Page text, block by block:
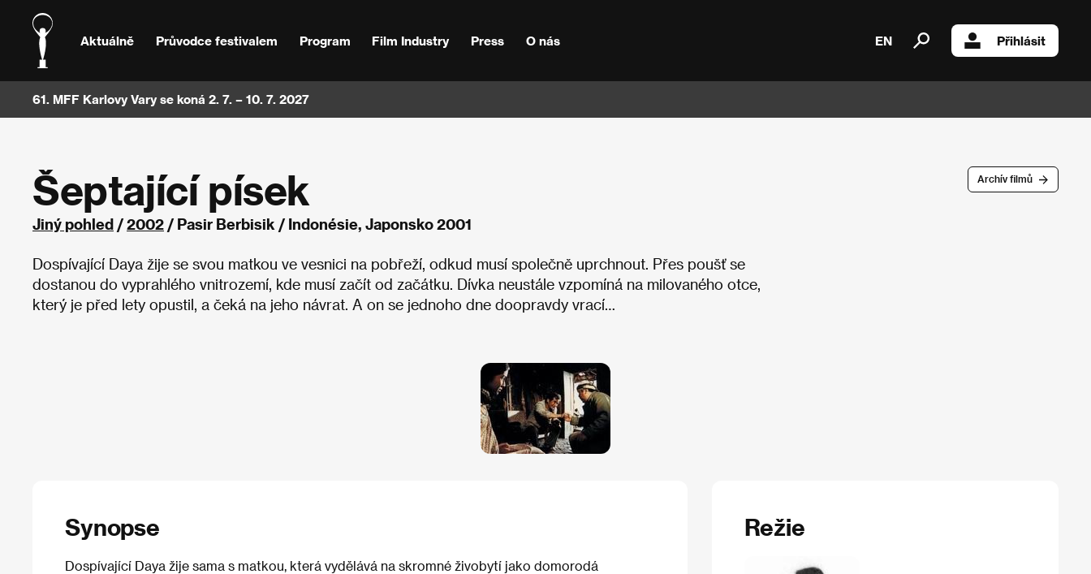
Aktuálně Průvodce festivalem Program Film Industry Press O nás EN Přihlásit
61. MFF Karlovy Vary se koná 2. 7. – 10. 7. 2027
Archív filmů
Šeptající písek
Jiný pohled /2002 / Pasir Berbisik / Indonésie, Japonsko 2001
Dospívající Daya žije se svou matkou ve vesnici na pobřeží, odkud musí společně uprchnout. Přes poušť se
dostanou do vyprahlého vnitrozemí, kde musí začít od začátku. Dívka neustále vzpomíná na milovaného otce,
který je před lety opustil, a čeká na jeho návrat. A on se jednoho dne doopravdy vrací…
Synopse
Dospívající Daya žije sama s matkou, která vydělává na skromné živobytí jako domorodá
Režie